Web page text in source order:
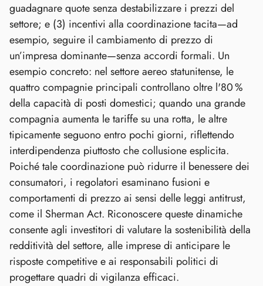
guadagnare quote senza destabilizzare i prezzi del
settore; e (3) incentivi alla coordinazione tacita—ad
esempio, seguire il cambiamento di prezzo di
un’impresa dominante—senza accordi formali. Un
esempio concreto: nel settore aereo statunitense, le
quattro compagnie principali controllano oltre l'80 %
della capacità di posti domestici; quando una grande
compagnia aumenta le tariffe su una rotta, le altre
tipicamente seguono entro pochi giorni, riflettendo
interdipendenza piuttosto che collusione esplicita.
Poiché tale coordinazione può ridurre il benessere dei
consumatori, i regolatori esaminano fusioni e
comportamenti di prezzo ai sensi delle leggi antitrust,
come il Sherman Act. Riconoscere queste dinamiche
consente agli investitori di valutare la sostenibilità della
redditività del settore, alle imprese di anticipare le
risposte competitive e ai responsabili politici di
progettare quadri di vigilanza efficaci.